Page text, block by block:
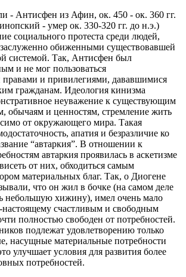
- Антиcфен из Афин, ок. 450 - ок. 360 гг.
- умер ок. 330-320 гг. до н.э.)
социального протеста среди людей,
обиженными существовавшей
системой. Так, Антиcфен был
и не мог пользоваться
и привилегиями, дававшимися
гражданам. Идеология кинизма
неуважение к существующим
обычаям и ценностям, стремление жить
от окружающего мира. Такая
апатия и безразличие ко
“автаркия”. В отношении к
автаркия проявилась в аскетизме
от них, обходиться самым
материальных благ. Так, о Диогене
что он жил в бочке (на самом деле
небольшую хижину), имел очень мало
счастливым и свободным
полностью свободен от потребностей.
подлежат удовлетворению только
насущные материальные потребности
улучшает условия для развития более
потребностей.